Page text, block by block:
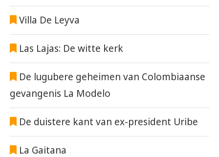
Villa De Leyva
Las Lajas: De witte kerk
De lugubere geheimen van Colombiaanse
gevangenis La Modelo
De duistere kant van ex-president Uribe
La Gaitana